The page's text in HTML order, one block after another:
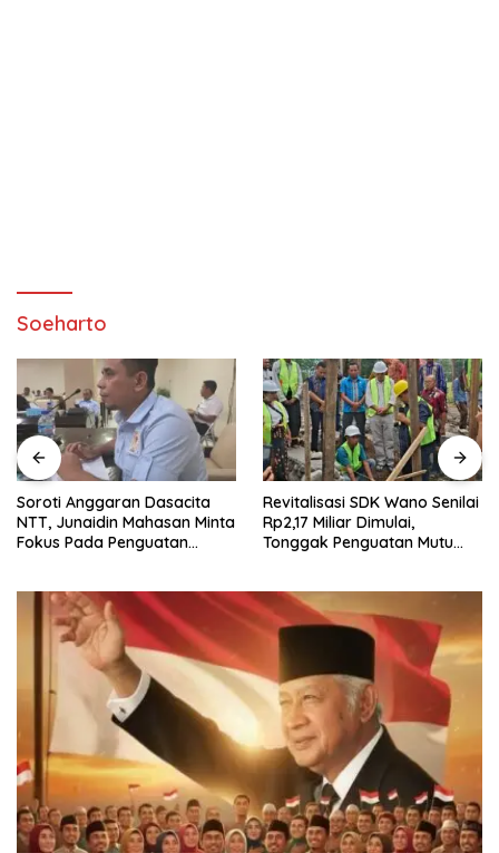
Soeharto
Soroti Anggaran Dasacita
NTT, Junaidin Mahasan Minta
Fokus Pada Penguatan
Revitalisasi SDK Wano Senilai
Rp2,17 Miliar Dimulai,
Tonggak Penguatan Mutu